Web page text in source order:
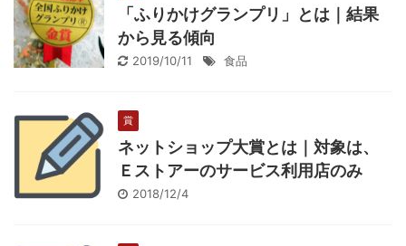
「ふりかけグランプリ」とは｜結果
から見る傾向
2019/10/11 食品
賞
ネットショップ大賞とは｜対象は、
Ｅストアーのサービス利用店のみ
2018/12/4